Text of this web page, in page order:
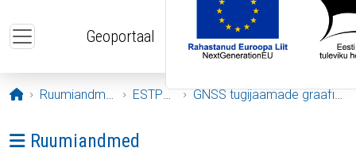
Geoportaal
Avaleht
Ruumiandmed ESTPOS GNSS tugijaamade graafikud
Ava menüü: Ruumiandmed
Ruumiandmed